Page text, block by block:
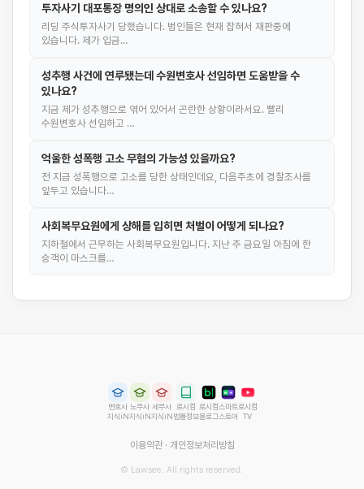
투자사기 대포통장 명의인 상대로 소송할 수 있나요?
리딩 주식투자사기 당했습니다. 범인들은 현재 잡혀서 재판중에
있습니다. 제가 입금…
성추행 사건에 연루됐는데 수원변호사 선임하면 도움받을 수
있나요?
지금 제가 성추행으로 엮어 있어서 곤란한 상황이라서요. 빨리
수원변호사 선임하고 …
억울한 성폭행 고소 무혐의 가능성 있을까요?
전 지금 성폭행으로 고소를 당한 상태인데요, 다음주초에 경찰조사를
앞두고 있습니다…
사회복무요원에게 상해를 입히면 처벌이 어떻게 되나요?
지하철에서 근무하는 사회복무요원입니다. 지난 주 금요일 아침에 한
승객이 마스크를…
변호사
지식iN
노무사
지식iN
세무사
지식iN
로시컴
법률정보
로시컴
블로그
스마트
스토어
로시컴
TV
이용약관· 개인정보처리방침
© Lawsee. All rights reserved.